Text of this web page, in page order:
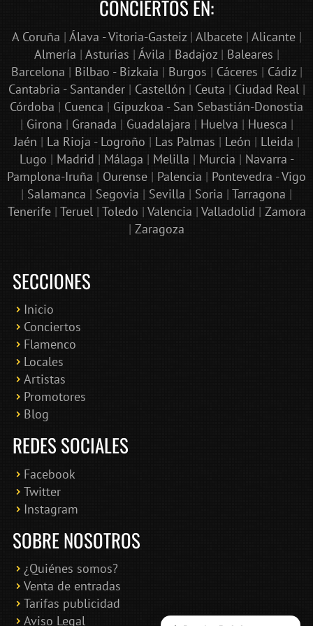
CONCIERTOS EN:
A Coruña | Álava - Vitoria-Gasteiz| Albacete| Alicante|
Almería | Asturias | Ávila | Badajoz| Baleares |
Barcelona | Bilbao - Bizkaia | Burgos | Cáceres | Cádiz|
Cantabria - Santander| Castellón | Ceuta | Ciudad Real|
Córdoba | Cuenca | Gipuzkoa - San Sebastián-Donostia
| Girona | Granada | Guadalajara | Huelva | Huesca |
Jaén | La Rioja - Logroño | Las Palmas | León | Lleida |
Lugo | Madrid | Málaga | Melilla | Murcia | Navarra -
Pamplona-Iruña | Ourense | Palencia | Pontevedra - Vigo
| Salamanca | Segovia | Sevilla | Soria | Tarragona |
Tenerife| Teruel| Toledo | Valencia | Valladolid | Zamora
| Zaragoza
SECCIONES
Inicio
Conciertos
Flamenco
Locales
Artistas
Promotores
Blog
REDES SOCIALES
Facebook
Twitter
Instagram
SOBRE NOSOTROS
¿Quiénes somos?
Venta de entradas
Tarifas publicidad
Aviso Legal